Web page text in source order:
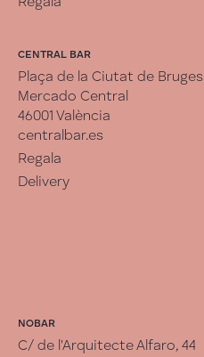
CENTRAL BAR
Plaça de la Ciutat de Bruges
Mercado Central
46001 València
centralbar.es
Regala
Delivery
NOBAR
C/ de l'Arquitecte Alfaro, 44